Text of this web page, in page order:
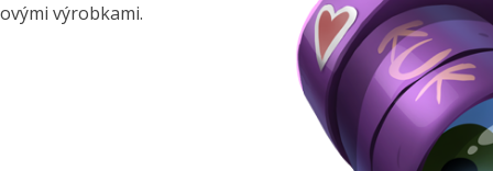
výrobkami.